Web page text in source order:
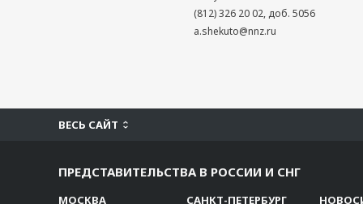
(812) 326 20 02, доб. 5056
a.shekuto@nnz.ru
ВЕСЬ САЙТ
ПРЕДСТАВИТЕЛЬСТВА В РОССИИ И СНГ
МОСКВА САНКТ-ПЕТЕРБУРГ